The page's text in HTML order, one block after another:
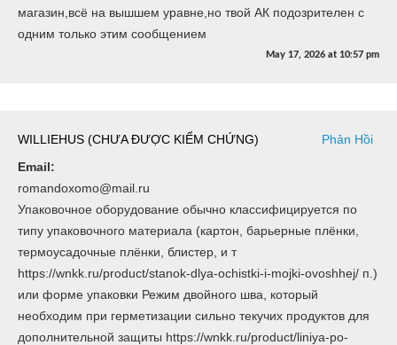
магазин,всё на вышшем уравне,но твой АК подозрителен с
одним только этим сообщением
May 17, 2026 at 10:57 pm
WILLIEHUS (CHƯA ĐƯỢC KIỂM CHỨNG)
Phản Hồi
Email:
romandoxomo@mail.ru
Упаковочное оборудование обычно классифицируется по
типу упаковочного материала (картон, барьерные плёнки,
термоусадочные плёнки, блистер, и т
https://wnkk.ru/product/stanok-dlya-ochistki-i-mojki-ovoshhej/ п.)
или форме упаковки Режим двойного шва, который
необходим при герметизации сильно текучих продуктов для
дополнительной защиты https://wnkk.ru/product/liniya-po-